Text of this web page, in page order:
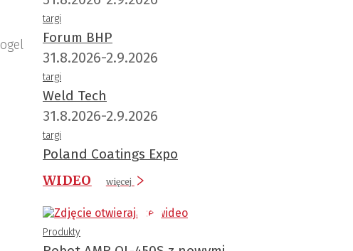
targi
Forum BHP
31.8.2026-2.9.2026
targi
Weld Tech
31.8.2026-2.9.2026
targi
Poland Coatings Expo
WIDEO
więcej
Produkty